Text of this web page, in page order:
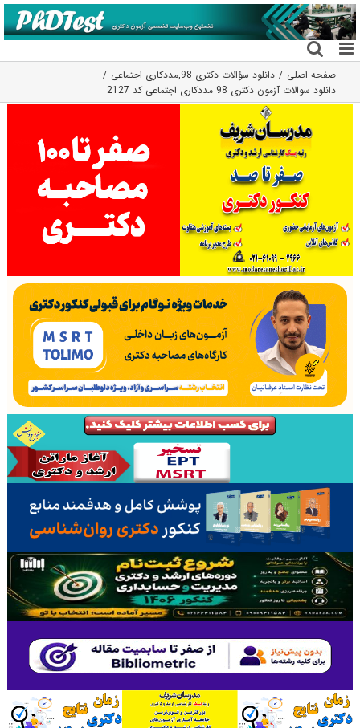
رفتن
به
محتوا
صفحه اصلی دانلود سؤالات دکتری 98 ,مددکاری اجتماعی
دانلود سوالات آزمون دکتری 98 مددکاری اجتماعی کد 2127